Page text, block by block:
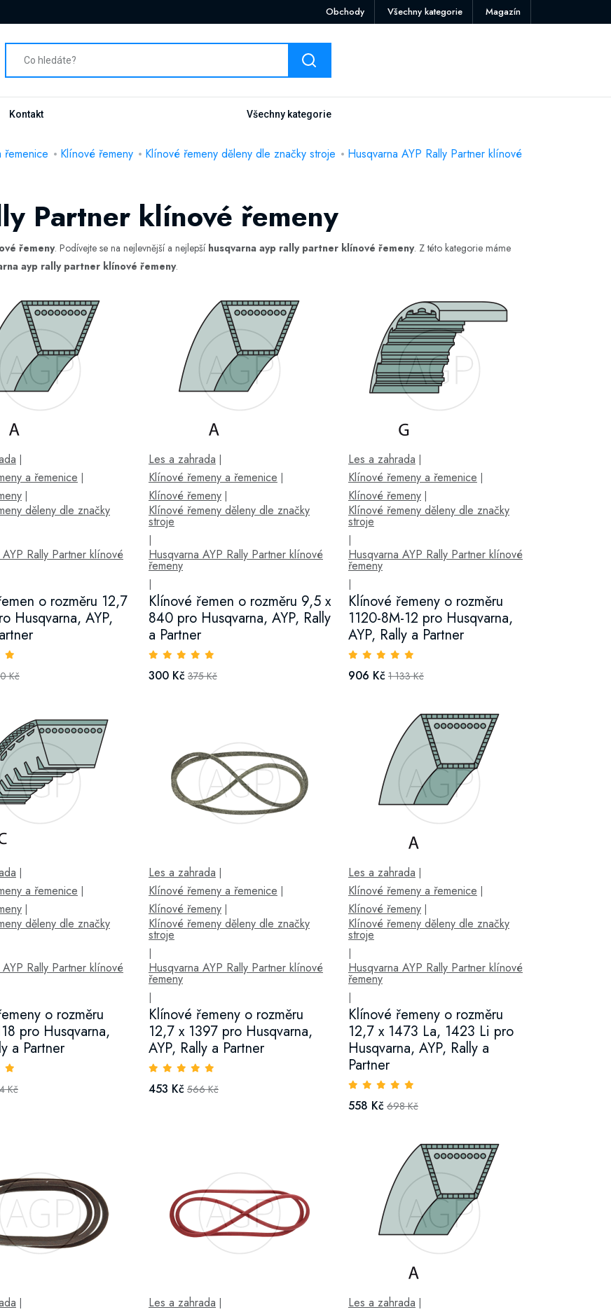
Obchody Všechny kategorie Magazín
Kontakt Všechny kategorie
řemenice Klínové řemeny Klínové řemeny děleny dle značky stroje
Husqvarna AYP Rally Partner klínové
Partner klínové řemeny
řemeny. Podívejte se na nejlevnější a nejlepší husqvarna ayp rally partner klínové řemeny. Z této kategorie máme
ayp rally partner klínové řemeny.
a řemenice
děleny dle značky
Rally Partner klínové
o rozměru 12,7
Husqvarna, AYP,
Kč
Les a zahrada
Klínové řemeny a řemenice
Klínové řemeny|
Klínové řemeny děleny dle značky
stroje
Husqvarna AYP Rally Partner klínové
řemeny
Klínové řemen o rozměru 9,5 x
840 pro Husqvarna, AYP, Rally
a Partner
300 Kč 375 Kč
Les a zahrada
Klínové řemeny a řemenice
Klínové řemeny|
Klínové řemeny děleny dle značky
stroje
Husqvarna AYP Rally Partner klínové
řemeny
Klínové řemeny o rozměru
1120-8M-12 pro Husqvarna,
AYP, Rally a Partner
906 Kč 1 133 Kč
a řemenice
děleny dle značky
Rally Partner klínové
o rozměru
pro Husqvarna,
a Partner
Kč
Les a zahrada
Klínové řemeny a řemenice
Klínové řemeny|
Klínové řemeny děleny dle značky
stroje
Husqvarna AYP Rally Partner klínové
řemeny
Klínové řemeny o rozměru
12,7 x 1397 pro Husqvarna,
AYP, Rally a Partner
453 Kč 566 Kč
Les a zahrada
Klínové řemeny a řemenice
Klínové řemeny|
Klínové řemeny děleny dle značky
stroje
Husqvarna AYP Rally Partner klínové
řemeny
Klínové řemeny o rozměru
12,7 x 1473 La, 1423 Li pro
Husqvarna, AYP, Rally a
Partner
558 Kč 698 Kč
Les a zahrada Les a zahrada